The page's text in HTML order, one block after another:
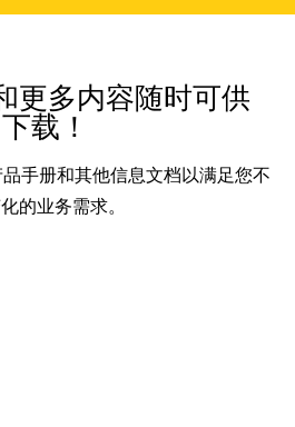
更多内容随时可供
下载！
手册和其他信息文档以满足您不
的业务需求。